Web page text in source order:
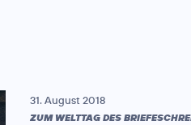
31. August 2018
ZUM WELTTAG DES